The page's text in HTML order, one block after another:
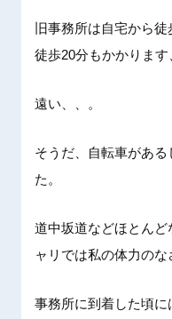
旧事務所は自宅から
徒歩20分もかかります
遠い、、。
そうだ、自転車があ
た。
道中坂道などほとん
ャリでは私の体力のな
事務所に到着した頃